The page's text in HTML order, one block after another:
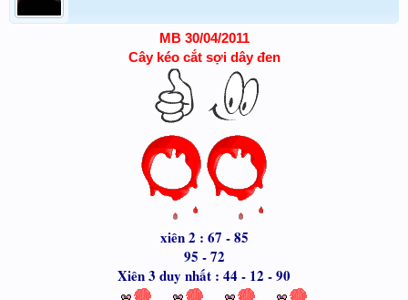
MB 30/04/2011
Cây kéo cắt sợi dây đen
xiên 2 : 67 - 85
95 - 72
Xiên 3 duy nhất : 44 - 12 - 90